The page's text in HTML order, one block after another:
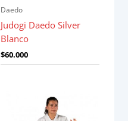
Daedo
Judogi Daedo Silver
Blanco
$60.000